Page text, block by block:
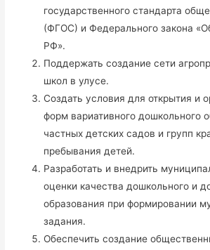
государственного стандарта
(ФГОС) и Федерального закона
РФ».
Поддержать создание сети
школ в улусе.
Создать условия для открытия и
форм вариативного дошкольного
частных детских садов и групп
пребывания детей.
Разработать и внедрить
оценки качества дошкольного и
образования при формировании
задания.
Обеспечить создание